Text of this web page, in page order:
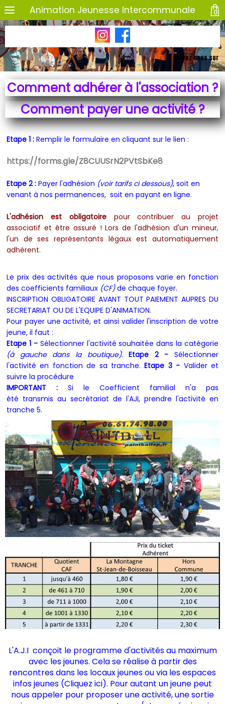
Animation Jeunesse Intercommunale
Suivez nous sur
Comment adhérer à l'association ?
Comment payer une activité ?
Etape 1 : Remplir le formulaire en cliquant sur le lien :
https://forms.gle/Z8CUUSrN2PVtSbKe8
Etape 2 : Payer l'adhésion (voir tarifs ci dessous), soit en
venant à nos permanences, soit en payant en ligne.
L'adhésion est obligatoirepour contribuer au projet
associatif et être assuré !Lors de l'adhésion d'un mineur,
l'un de ses représentants légaux est automatiquement
adhérent.
Le prix des activités que nous proposons varie en fonction
des coefficients familiaux (CF)de chaque foyer.
INSCRIPTION OBLIGATOIRE AVANT TOUT PAIEMENT AUPRES DU
SECRETARIAT OU DE L'EQUIPE D'ANIMATION.
Pour payer une activité, et ainsi valider l'inscription de votre
jeune, il faut :
Etape 1 - Sélectionner l'activité souhaitée dans la catégorie
(à gauche dans la boutique).Etape 2 - Sélectionner
l'activité en fonction de sa tranche.Etape 3 - Valider et
suivre la procédure
IMPORTANT : Si le Coefficient familial n'a pas
été transmis au secrétariat de l'AJI, prendre l'activité en
tranche 5.
L'A.J.I conçoit le programme d'activités au maximum
avec les jeunes. Cela se réalise à partir des
rencontres dans les locaux jeunes ou via les espaces
infos jeunes (Cliquez ici). Pour autant un jeune peut
nous appeler pour proposer une activité, une sortie
0